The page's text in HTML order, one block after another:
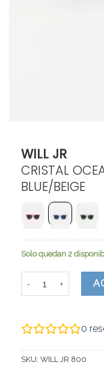
WILL JR
CRISTAL
BLUE/BEIGE
Solo quedan 2
0
SKU: WILL JR 800